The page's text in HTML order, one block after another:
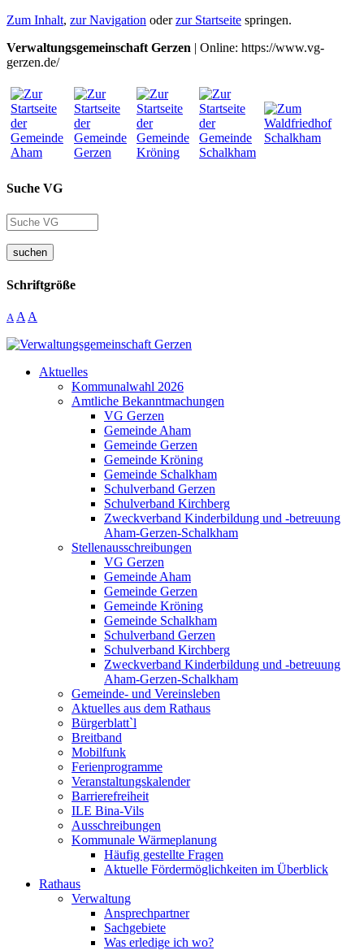
Zum Inhalt, zur Navigation oderzur Startseite springen.
Verwaltungsgemeinschaft Gerzen | Online: https://www.vg-
gerzen.de/
Suche VG
suchen
Schriftgröße
A A A
Aktuelles
Kommunalwahl 2026
Amtliche Bekanntmachungen
VG Gerzen
Gemeinde Aham
Gemeinde Gerzen
Gemeinde Kröning
Gemeinde Schalkham
Schulverband Gerzen
Schulverband Kirchberg
Zweckverband Kinderbildung und -betreuung
Aham-Gerzen-Schalkham
Stellenausschreibungen
VG Gerzen
Gemeinde Aham
Gemeinde Gerzen
Gemeinde Kröning
Gemeinde Schalkham
Schulverband Gerzen
Schulverband Kirchberg
Zweckverband Kinderbildung und -betreuung
Aham-Gerzen-Schalkham
Gemeinde- und Vereinsleben
Aktuelles aus dem Rathaus
Bürgerblatt`l
Breitband
Mobilfunk
Ferienprogramme
Veranstaltungskalender
Barrierefreiheit
ILE Bina-Vils
Ausschreibungen
Kommunale Wärmeplanung
Häufig gestellte Fragen
Aktuelle Fördermöglichkeiten im Überblick
Rathaus
Verwaltung
Ansprechpartner
Sachgebiete
Was erledige ich wo?